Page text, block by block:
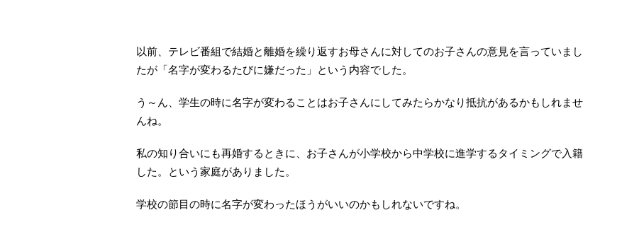
以前、テレビ番組で結婚と離婚を繰り返すお母さんに対してのお子さんの意見を言っていまし
たが「名字が変わるたびに嫌だった」という内容でした。
う～ん、学生の時に名字が変わることはお子さんにしてみたらかなり抵抗があるかもしれませ
んね。
私の知り合いにも再婚するときに、お子さんが小学校から中学校に進学するタイミングで入籍
した。という家庭がありました。
学校の節目の時に名字が変わったほうがいいのかもしれないですね。